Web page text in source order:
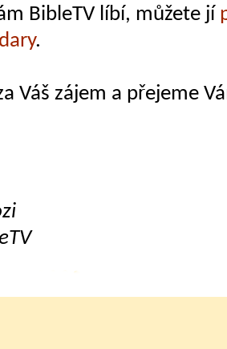
BibleTV líbí, můžete jí
.
Váš zájem a přejeme